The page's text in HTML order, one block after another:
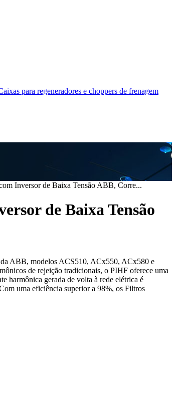
para regeneradores e choppers de frenagem
Inversor de Baixa Tensão ABB, Corre...
de Baixa Tensão
da ABB, modelos ACS510, ACx550, ACx580 e
de rejeição tradicionais, o PIHF oferece uma
harmônica gerada de volta à rede elétrica é
uma eficiência superior a 98%, os Filtros